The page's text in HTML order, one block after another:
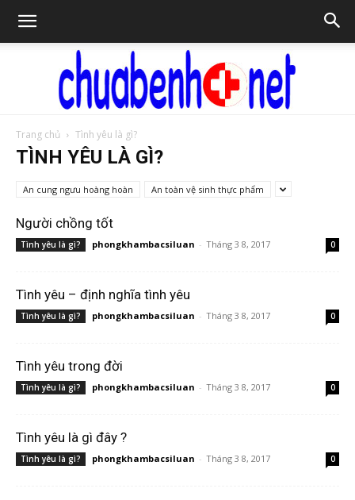
NET
Trang chủ Tình yêu là gì?
TÌNH YÊU LÀ GÌ?
An cung ngưu hoàng hoàn An toàn vệ sinh thực phẩm
Người chồng tốt
Tình yêu là gì? phongkhambacsiluan - Tháng 3 8, 2017 0
Tình yêu – định nghĩa tình yêu
Tình yêu là gì? phongkhambacsiluan - Tháng 3 8, 2017 0
Tình yêu trong đời
Tình yêu là gì? phongkhambacsiluan - Tháng 3 8, 2017 0
Tình yêu là gì đây ?
Tình yêu là gì? phongkhambacsiluan - Tháng 3 8, 2017 0